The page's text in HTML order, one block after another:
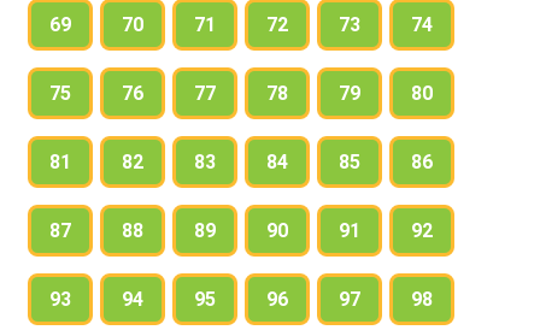
69 70 71 72 73 74
75 76 77 78 79 80
81 82 83 84 85 86
87 88 89 90 91 92
93 94 95 96 97 98